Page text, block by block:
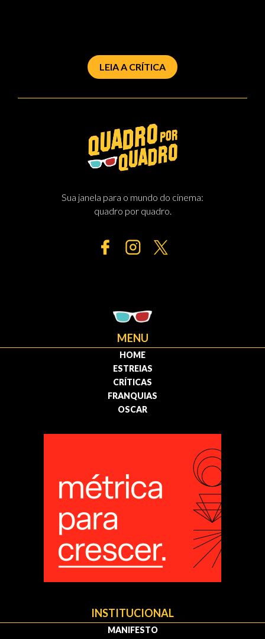
LEIA A CRÍTICA
Sua janela para o mundo do cinema:
quadro por quadro.
MENU
HOME
ESTREIAS
CRÍTICAS
FRANQUIAS
OSCAR
INSTITUCIONAL
MANIFESTO